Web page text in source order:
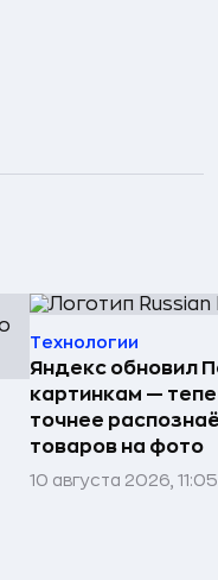
Технологии
Яндекс обновил
картинкам —
точнее
товаров на фото
10 августа 2026, 11:05